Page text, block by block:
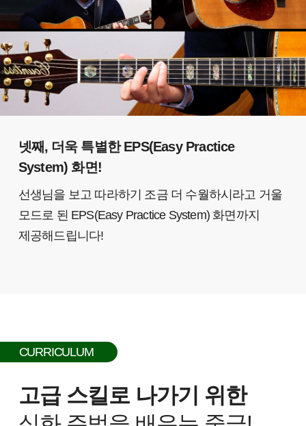
넷째, 더욱 특별한 EPS(Easy Practice
System) 화면!
선생님을 보고 따라하기 조금 더 수월하시라고 거울
모드로 된 EPS(Easy Practice System) 화면까지
제공해드립니다!
CURRICULUM
고급 스킬로 나가기 위한